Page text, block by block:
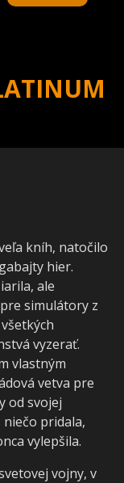
kníh, natočilo
hier.
ale
simulátory z
vyzerať.
vlastným
vetva pre
od svojej
pridala,
vylepšila.
vojny, v